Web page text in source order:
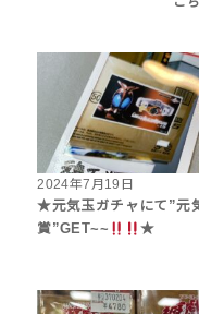
2024年7月19日
★元気玉ガチャにて”元
賞”GET~~
★